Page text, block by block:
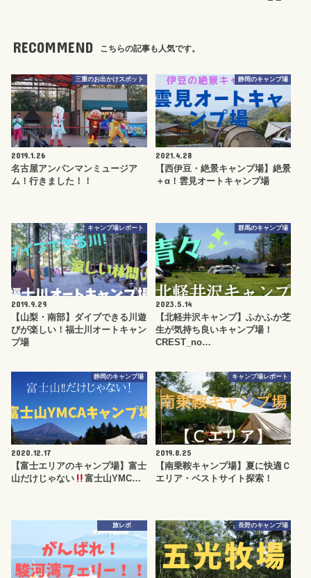
RECOMMEND こちらの記事も人気です。
三重のお出かけスポット
2019.1.26
名古屋アンパンマンミュージア
ム！行きました！！
静岡のキャンプ場
2021.4.28
【西伊豆・絶景キャンプ場】絶景
＋α！雲見オートキャンプ場
キャンプ場レポート
2019.9.29
【山梨・南部】ダイブできる川遊
びが楽しい！福士川オートキャン
プ場
群馬のキャンプ場
2023.5.14
【北軽井沢キャンプ】ふかふか芝
生が気持ち良いキャンプ場！
CREST_no…
静岡のキャンプ場
2020.12.17
【富士エリアのキャンプ場】富士
山だけじゃない
富士山YMC…
キャンプ場レポート
2019.8.25
【南乗鞍キャンプ場】夏に快適Ｃ
エリア・ベストサイト探索！
旅レポ 長野のキャンプ場